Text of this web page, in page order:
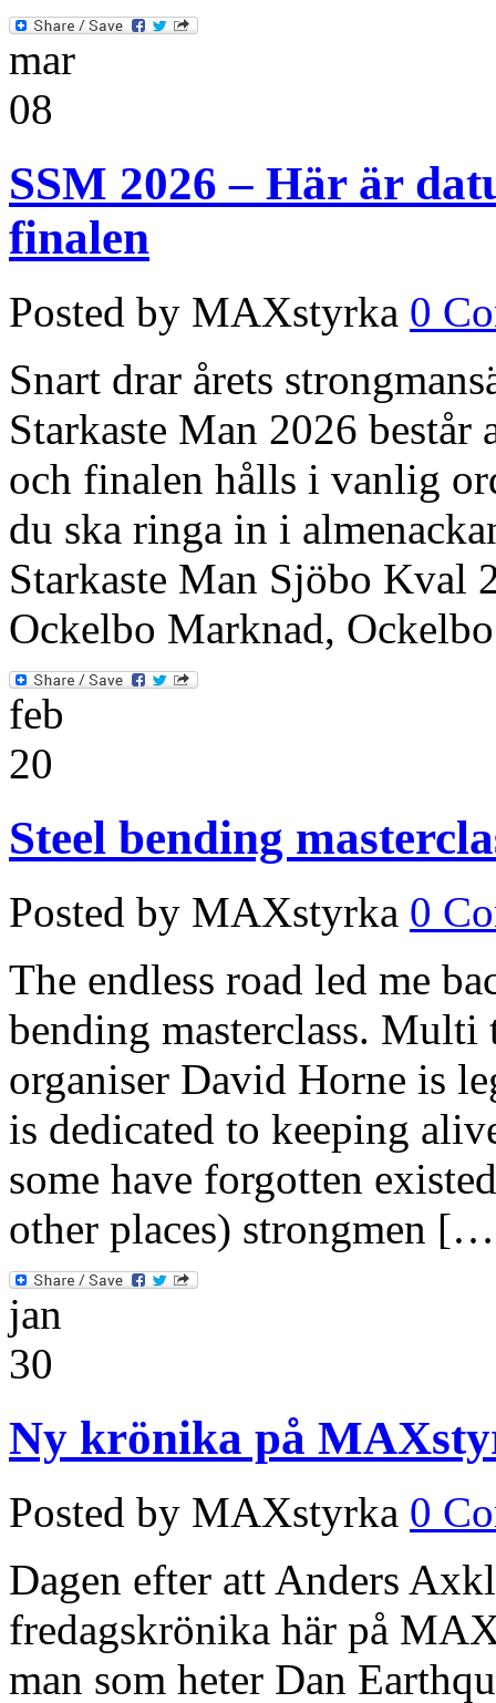
mar
08
SSM 2026 – Här är
finalen
Posted by MAXstyrka 0
Snart drar årets
Starkaste Man 2026
och finalen hålls i vanlig
du ska ringa in i
Starkaste Man Sjöbo Kval
Ockelbo Marknad,
feb
20
Steel bending
Posted by MAXstyrka 0
The endless road led me
bending masterclass.
organiser David Horne is
is dedicated to keeping
some have forgotten
other places) strongmen
jan
30
Ny krönika på
Posted by MAXstyrka 0
Dagen efter att Anders
fredagskrönika här på
man som heter Dan